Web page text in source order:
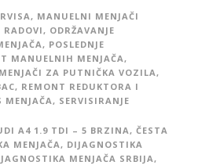
, MANUELNI MENJAČI
RADOVI , ODRŽAVANJE
, POSLEDNJE
MANUELNIH MENJAČA ,
ZA PUTNIČKA VOZILA ,
, REMONT REDUKTORA I
MENJAČA , SERVISIRANJE
A4 1.9 TDI – 5 BRZINA , ČESTA
MENJAČA , DIJAGNOSTIKA
MENJAČA SRBIJA ,